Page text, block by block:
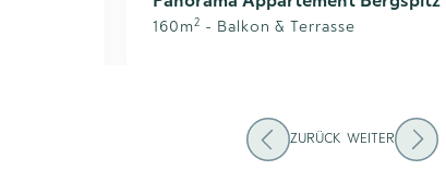
160 m2 - Balkon & Terrasse
ZURÜCK WEITER